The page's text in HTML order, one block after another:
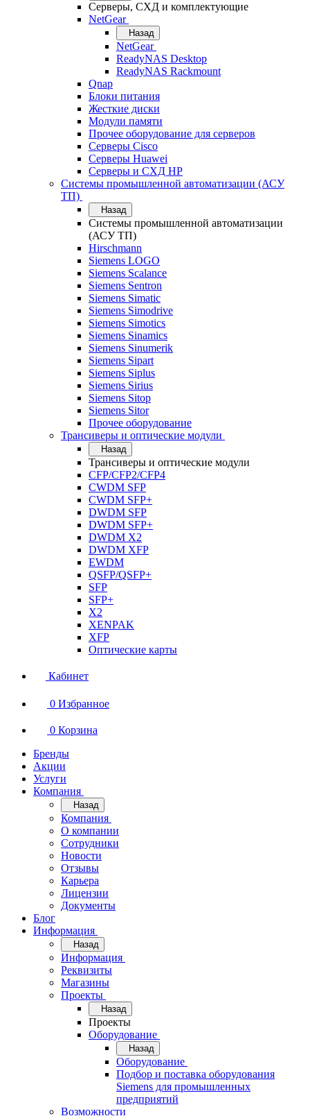
Серверы, СХД и комплектующие
NetGear
Назад
NetGear
ReadyNAS Desktop
ReadyNAS Rackmount
Qnap
Блоки питания
Жесткие диски
Модули памяти
Прочее оборудование для серверов
Серверы Cisco
Серверы Huawei
Серверы и СХД HP
Системы промышленной автоматизации (АСУ
ТП)
Назад
Системы промышленной автоматизации
(АСУ ТП)
Hirschmann
Siemens LOGO
Siemens Scalance
Siemens Sentron
Siemens Simatic
Siemens Simodrive
Siemens Simotics
Siemens Sinamics
Siemens Sinumerik
Siemens Sipart
Siemens Siplus
Siemens Sirius
Siemens Sitop
Siemens Sitor
Прочее оборудование
Трансиверы и оптические модули
Назад
Трансиверы и оптические модули
CFP/CFP2/CFP4
CWDM SFP
CWDM SFP+
DWDM SFP
DWDM SFP+
DWDM X2
DWDM XFP
EWDM
QSFP/QSFP+
SFP
SFP+
X2
XENPAK
XFP
Оптические карты
Кабинет
0 Избранное
0 Корзина
Бренды
Акции
Услуги
Компания
Назад
Компания
О компании
Сотрудники
Новости
Отзывы
Карьера
Лицензии
Документы
Блог
Информация
Назад
Информация
Реквизиты
Магазины
Проекты
Назад
Проекты
Оборудование
Назад
Оборудование
Подбор и поставка оборудования
Siemens для промышленных
предприятий
Возможности